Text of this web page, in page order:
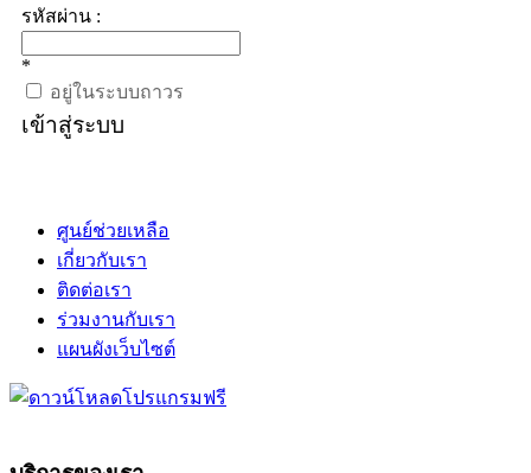
รหัสผ่าน :
*
อยู่ในระบบถาวร
เข้าสู่ระบบ
ศูนย์ช่วยเหลือ
เกี่ยวกับเรา
ติดต่อเรา
ร่วมงานกับเรา
แผนผังเว็บไซต์